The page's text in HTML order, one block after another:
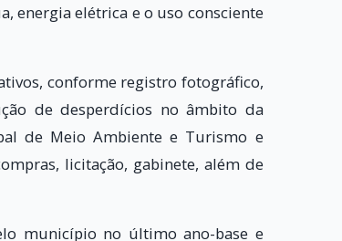
energia elétrica e o uso consciente
conforme registro fotográfico,
de desperdícios no âmbito da
de Meio Ambiente e Turismo e
licitação, gabinete, além de
município no último ano-base e